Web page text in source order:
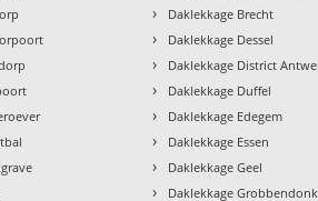
› Daklekkage Brecht
› Daklekkage Dessel
› Daklekkage District
› Daklekkage Duffel
› Daklekkage Edegem
› Daklekkage Essen
› Daklekkage Geel
› Daklekkage Grobbendonk